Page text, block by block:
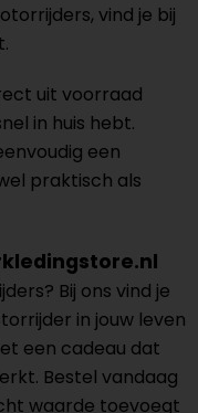
vind je bij
uit voorraad
in huis hebt.
een
praktisch als
Bij ons vind je
in jouw leven
een cadeau dat
Bestel vandaag
waarde toevoegt